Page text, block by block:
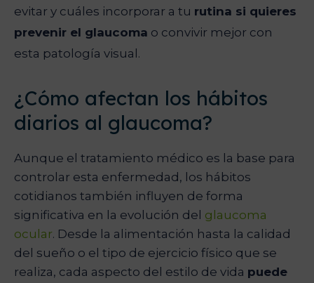
evitar y cuáles incorporar a tu rutina si quieres
prevenir el glaucoma o convivir mejor con
esta patología visual.
¿Cómo afectan los hábitos
diarios al glaucoma?
Aunque el tratamiento médico es la base para
controlar esta enfermedad, los hábitos
cotidianos también influyen de forma
significativa en la evolución del glaucoma
ocular. Desde la alimentación hasta la calidad
del sueño o el tipo de ejercicio físico que se
realiza, cada aspecto del estilo de vida puede